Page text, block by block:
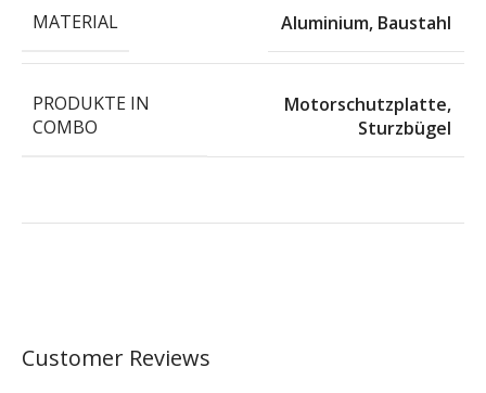
MATERIAL Aluminium, Baustahl
PRODUKTE IN
COMBO
Motorschutzplatte,
Sturzbügel
Customer Reviews